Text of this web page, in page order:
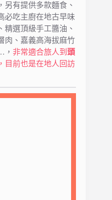
另有提供多款麵食、
必吃主廚在地古早味
精選頂級手工醬油、
肉、嘉義高海拔麻竹
， 非常適合旅人到 頭
，目前也是在地人回訪